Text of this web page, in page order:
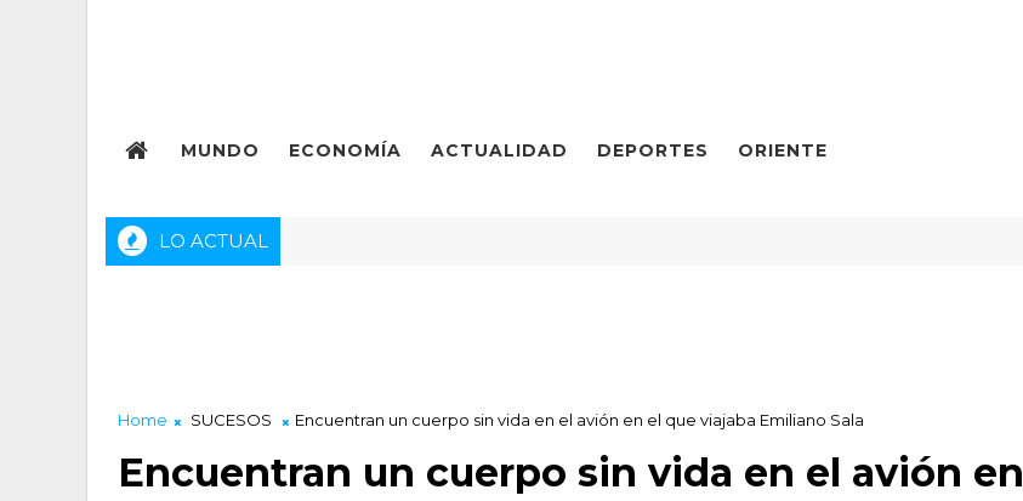
MUNDO ECONOMÍA ACTUALIDAD DEPORTES ORIENTE
LO ACTUAL
Home SUCESOS Encuentran un cuerpo sin vida en el avión en el que viajaba Emiliano Sala
Encuentran un cuerpo sin vida en el avión en